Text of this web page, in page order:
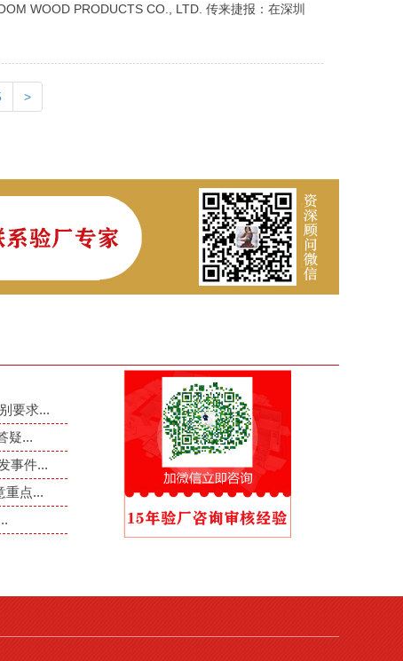
WOOD PRODUCTS CO., LTD. 传来捷报：在深圳
分公司的专业辅导下，公司顺利通过FSC-COC（森林
>
要求...
疑...
事件...
重点...